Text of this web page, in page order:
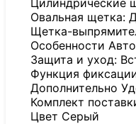
Овальная щетка:
Щетка-
Особенности
Защита и уход:
Функция
Дополнительно
Комплект
Цвет Серый